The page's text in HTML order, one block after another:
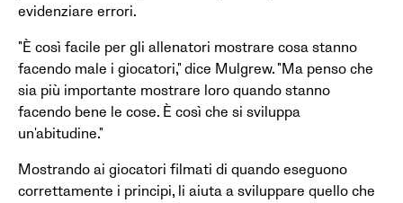
evidenziare errori.
"È così facile per gli allenatori mostrare cosa stanno
facendo male i giocatori," dice Mulgrew. "Ma penso che
sia più importante mostrare loro quando stanno
facendo bene le cose. È così che si sviluppa
un'abitudine."
Mostrando ai giocatori filmati di quando eseguono
correttamente i principi, li aiuta a sviluppare quello che